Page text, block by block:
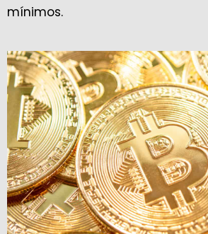
mínimos.